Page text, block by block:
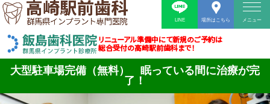
LINE 場所はこちら メニュー
リニューアル準備中にて新規のご予約は
総合受付の高崎駅前歯科まで！
大型駐車場完備（無料） 眠っている間に治療が完
了！